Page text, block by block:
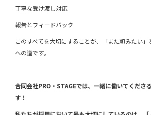
丁寧な受け渡し対応
報告とフィードバック
このすべてを大切にすることが、「また頼みたい
への道です。
合同会社PRO・STAGEでは、一緒に働いてくださ
す！